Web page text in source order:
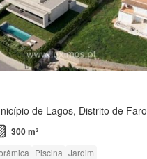
de Lagos, Distrito de Faro
300 m²
Piscina Jardim